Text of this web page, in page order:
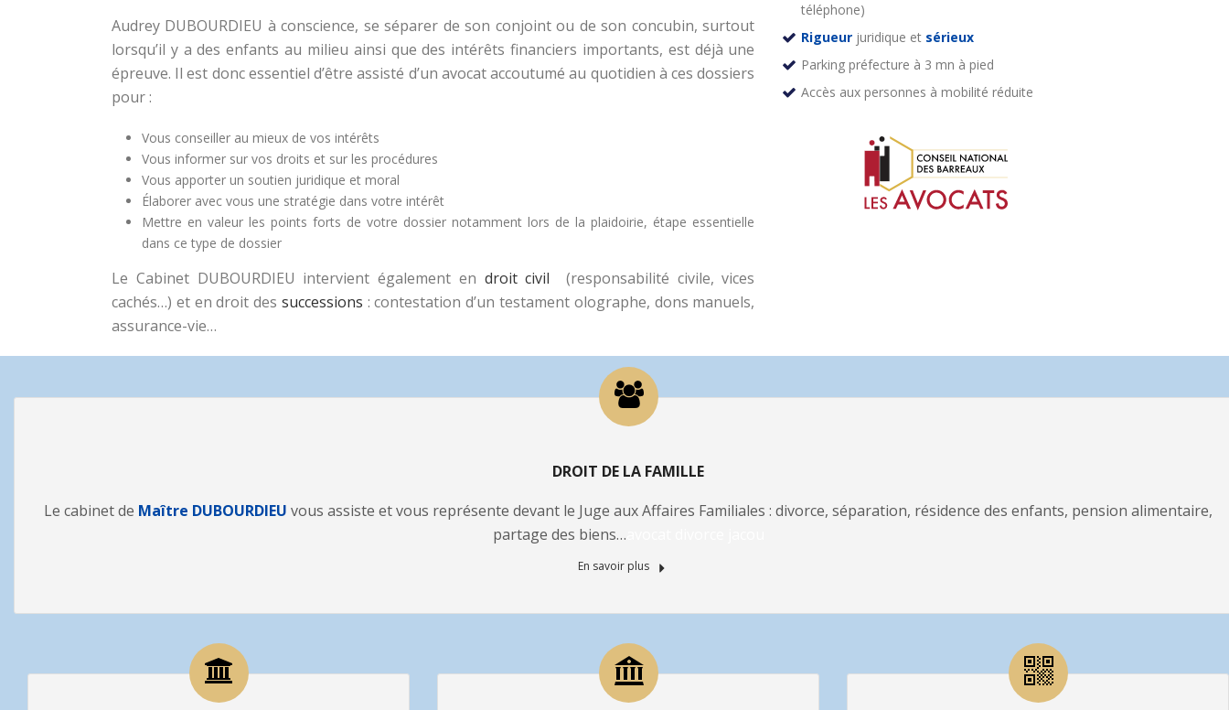
Audrey DUBOURDIEU à conscience, se séparer de son conjoint ou de son concubin, surtout
lorsqu’il y a des enfants au milieu ainsi que des intérêts financiers importants, est déjà une
épreuve. Il est donc essentiel d’être assisté d’un avocat accoutumé au quotidien à ces dossiers
pour :
Vous conseiller au mieux de vos intérêts
Vous informer sur vos droits et sur les procédures
Vous apporter un soutien juridique et moral
Élaborer avec vous une stratégie dans votre intérêt
Mettre en valeur les points forts de votre dossier notamment lors de la plaidoirie, étape essentielle
dans ce type de dossier
Le Cabinet DUBOURDIEU intervient également en droit civil (responsabilité civile, vices
cachés…) et en droit des successions : contestation d’un testament olographe, dons manuels,
assurance-vie…
téléphone)
Rigueur juridique et sérieux
Parking préfecture à 3 mn à pied
Accès aux personnes à mobilité réduite
DROIT DE LA FAMILLE
Le cabinet de Maître DUBOURDIEU vous assiste et vous représente devant le Juge aux Affaires Familiales : divorce, séparation, résidence des enfants, pension alimentaire,
partage des biens…
En savoir plus